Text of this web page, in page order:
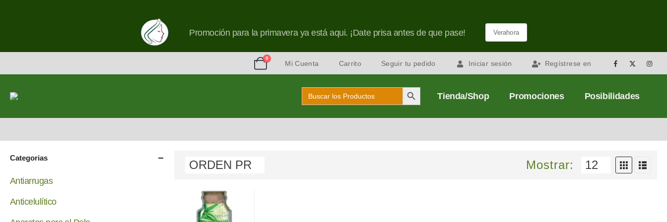
Promoción para la primavera ya está aqui. ¡Date prisa antes de que pase! Verahora
0
Mi Cuenta Carrito Seguir tu pedido Iniciar sesión Regístrese en
Buscar: Botón de búsqueda
Tienda/Shop Promociones Posibilidades
Mostrar:
Categorias
Antiarrugas
Anticelulítico